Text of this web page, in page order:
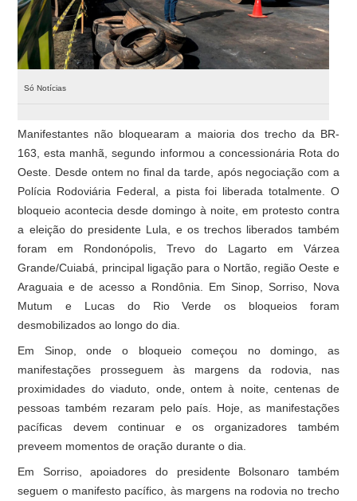
Só Notícias
Manifestantes não bloquearam a maioria dos trecho da BR-
163, esta manhã, segundo informou a concessionária Rota do
Oeste. Desde ontem no final da tarde, após negociação com a
Polícia Rodoviária Federal, a pista foi liberada totalmente. O
bloqueio acontecia desde domingo à noite, em protesto contra
a eleição do presidente Lula, e os trechos liberados também
foram em Rondonópolis, Trevo do Lagarto em Várzea
Grande/Cuiabá, principal ligação para o Nortão, região Oeste e
Araguaia e de acesso a Rondônia. Em Sinop, Sorriso, Nova
Mutum e Lucas do Rio Verde os bloqueios foram
desmobilizados ao longo do dia.
Em Sinop, onde o bloqueio começou no domingo, as
manifestações prosseguem às margens da rodovia, nas
proximidades do viaduto, onde, ontem à noite, centenas de
pessoas também rezaram pelo país. Hoje, as manifestações
pacíficas devem continuar e os organizadores também
preveem momentos de oração durante o dia.
Em Sorriso, apoiadores do presidente Bolsonaro também
seguem o manifesto pacífico, às margens na rodovia no trecho